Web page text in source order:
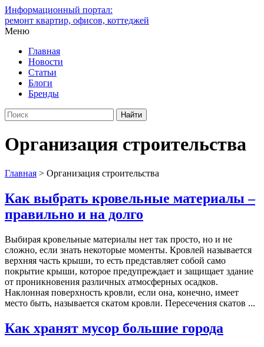
Информационный портал:
ремонт квартир, офисов, коттеджей
Меню
Главная
Новости
Статьи
Блоги
Бренды
Организация строительства
Главная > Организация строительства
Как выбрать кровельные материалы –
правильно и на долго
Выбирая кровельные материалы нет так просто, но и не
сложно, если знать некоторые моменты. Кровлей называется
верхняя часть крыши, то есть представляет собой само
покрытие крыши, которое предупреждает и защищает здание
от проникновения различных атмосферных осадков.
Наклонная поверхность кровли, если она, конечно, имеет
место быть, называется скатом кровли. Пересечения скатов ...
Как хранят мусор большие города